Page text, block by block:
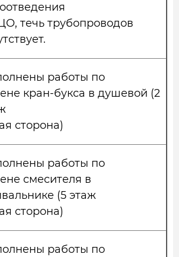
течь трубопроводов
работы по
кран-букса в душевой (2
сторона)
работы по
смесителя в
(5 этаж
сторона)
работы по